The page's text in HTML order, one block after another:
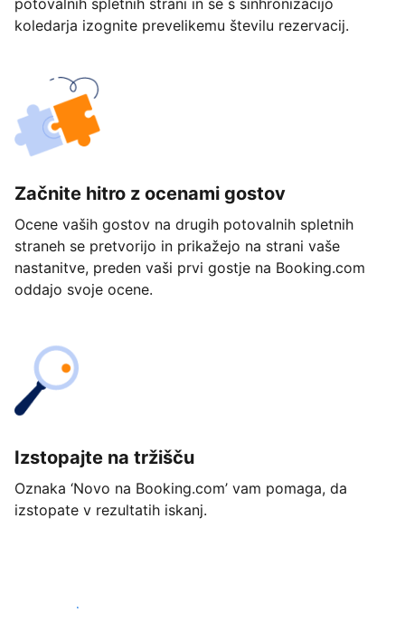
potovalnih spletnih strani in se s sinhronizacijo
koledarja izognite prevelikemu številu rezervacij.
Začnite hitro z ocenami gostov
Ocene vaših gostov na drugih potovalnih spletnih
straneh se pretvorijo in prikažejo na strani vaše
nastanitve, preden vaši prvi gostje na Booking.com
oddajo svoje ocene.
Izstopajte na tržišču
Oznaka ‘Novo na Booking.com’ vam pomaga, da
izstopate v rezultatih iskanj.
Začnite danes